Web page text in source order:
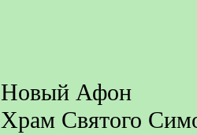
Новый Афон
Храм Святого